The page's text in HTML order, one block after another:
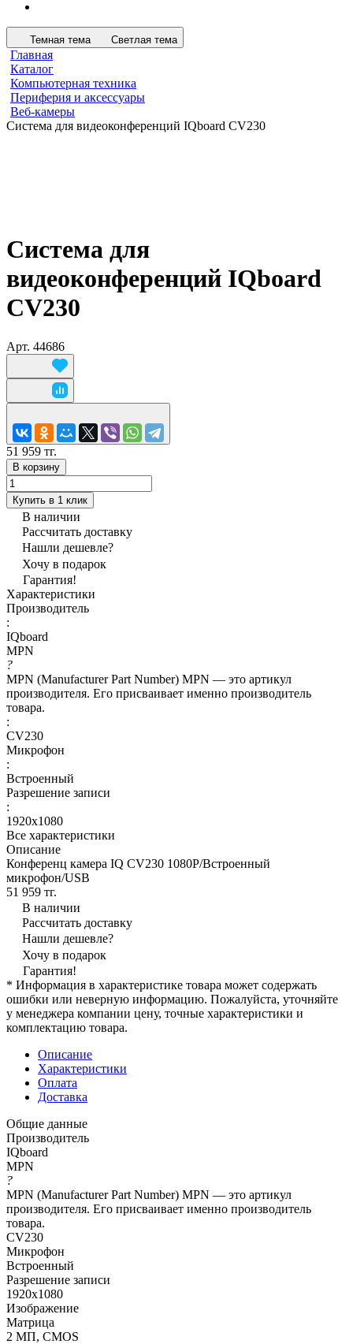
Темная тема Светлая тема
Главная
Каталог
Компьютерная техника
Периферия и аксессуары
Веб-камеры
Система для видеоконференций IQboard CV230
Система для
видеоконференций IQboard
CV230
Арт. 44686
51 959 тг.
В корзину
Купить в 1 клик
В наличии
Рассчитать доставку
Нашли дешевле?
Хочу в подарок
Гарантия!
Характеристики
Производитель
:
IQboard
MPN
?
MPN (Manufacturer Part Number) MPN — это артикул
производителя. Его присваивает именно производитель
товара.
:
CV230
Микрофон
:
Встроенный
Разрешение записи
:
1920x1080
Все характеристики
Описание
Конференц камера IQ CV230 1080P/Встроенный
микрофон/USB
51 959 тг.
В наличии
Рассчитать доставку
Нашли дешевле?
Хочу в подарок
Гарантия!
* Информация в характеристике товара может содержать
ошибки или неверную информацию. Пожалуйста, уточняйте
у менеджера компании цену, точные характеристики и
комплектацию товара.
Описание
Характеристики
Оплата
Доставка
Общие данные
Производитель
IQboard
MPN
?
MPN (Manufacturer Part Number) MPN — это артикул
производителя. Его присваивает именно производитель
товара.
CV230
Микрофон
Встроенный
Разрешение записи
1920x1080
Изображение
Матрица
2 МП, CMOS